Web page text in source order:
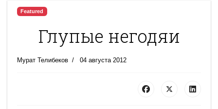
Featured
Глупые негодяи
Мурат Телибеков 04 августа 2012